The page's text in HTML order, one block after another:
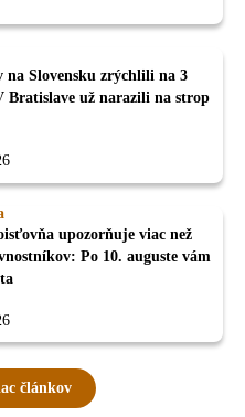
na Slovensku zrýchlili na 3
Bratislave už narazili na strop
upozorňuje viac než
Po 10. auguste vám
článkov